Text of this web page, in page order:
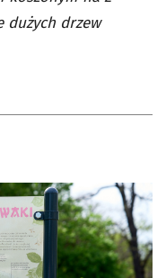
dużych drzew